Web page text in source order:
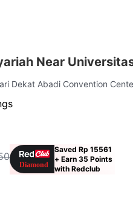
Near
Dekat Abadi Convention
Saved Rp 15561
+ Earn 35 Points
with Redclub